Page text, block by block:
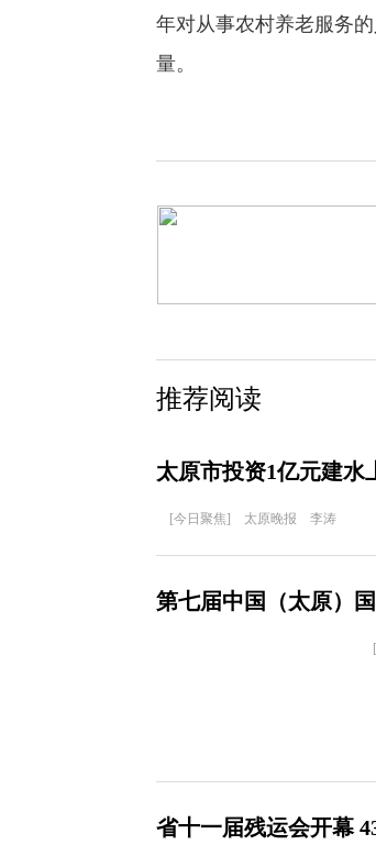
年对从事农村养老服务
量。
推荐阅读
太原市投资1亿元建水
[今日聚焦] 太原晚报 李涛
第七届中国（太原）
[
省十一届残运会开幕